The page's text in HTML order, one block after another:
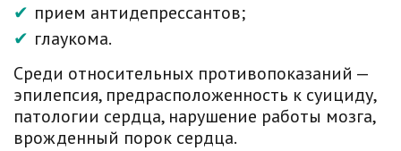
прием антидепрессантов;
глаукома.
Среди относительных противопоказаний —
эпилепсия, предрасположенность к суициду,
патологии сердца, нарушение работы мозга,
врожденный порок сердца.